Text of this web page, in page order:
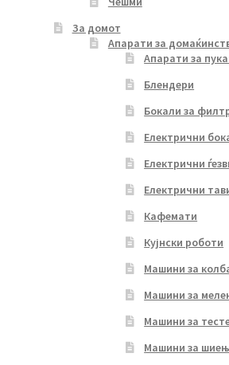
За домот
Апарати за
Апарати за
Блендери
Бокали за
Електрични
Електрични
Електрични
Кафемати
Кујнски роботи
Машини за
Машини за
Машини за
Машини за